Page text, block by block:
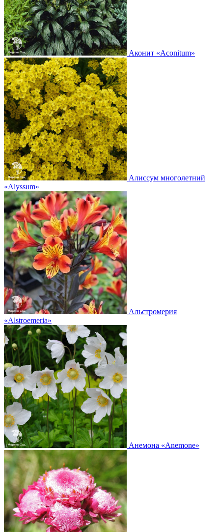
Аконит «Aconitum»
Алиссум многолетний
«Alyssum»
Альстромерия
«Alstroemeria»
Анемона «Anemone»